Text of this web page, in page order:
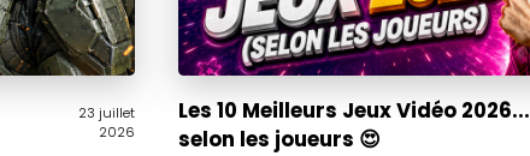
23 juillet
2026
Les 10 Meilleurs Jeux Vidéo 2026...
selon les joueurs 😍